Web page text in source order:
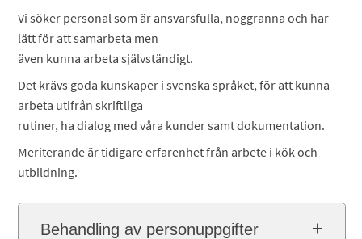
Vi söker personal som är ansvarsfulla, noggranna och har
lätt för att samarbeta men
även kunna arbeta självständigt.
Det krävs goda kunskaper i svenska språket, för att kunna
arbeta utifrån skriftliga
rutiner, ha dialog med våra kunder samt dokumentation.
Meriterande är tidigare erfarenhet från arbete i kök och
utbildning.
Behandling av personuppgifter